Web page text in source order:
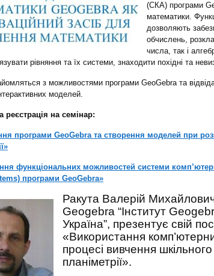
(СКА) програми
математики.
дозволяють
обчислень,
числа, так і
рівняння та їх системи, знаходити похідні та
з можливостями програми GeoGebra та
моделей.
реєстрація на семінар:
програми GeoGebra та створення моделей при
функціональних можливостей системи
програми GeoGebra»
Ракута Валерій
Geogebra “Інститут
Україна”, презентує свій
«Використання
процесі вивчення
планіметрії».